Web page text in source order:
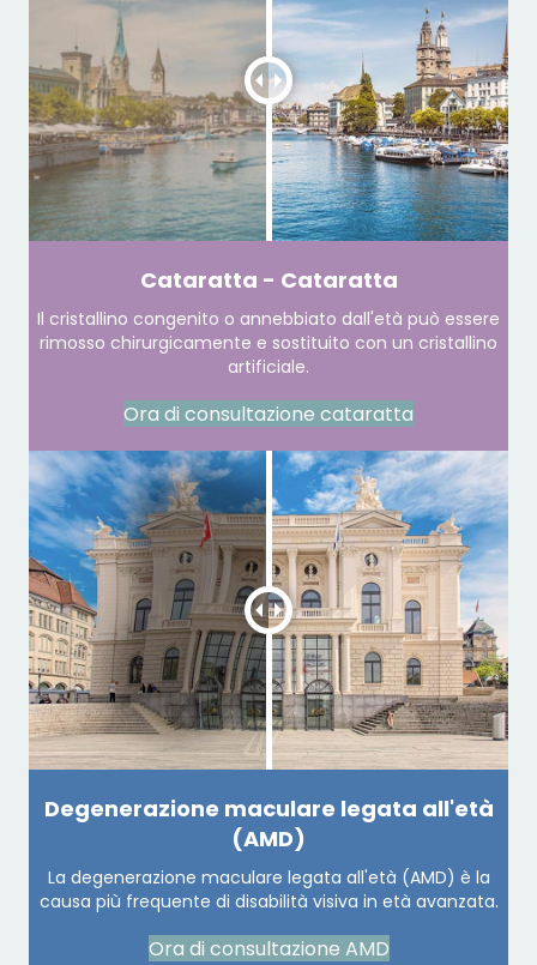
Cataratta - Cataratta
Il cristallino congenito o annebbiato dall'età può essere
rimosso chirurgicamente e sostituito con un cristallino
artificiale.
Ora di consultazione cataratta
Degenerazione maculare legata all'età
(AMD)
La degenerazione maculare legata all'età (AMD) è la
causa più frequente di disabilità visiva in età avanzata.
Ora di consultazione AMD